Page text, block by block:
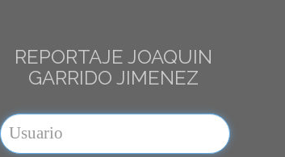
REPORTAJE JOAQUIN
GARRIDO JIMENEZ